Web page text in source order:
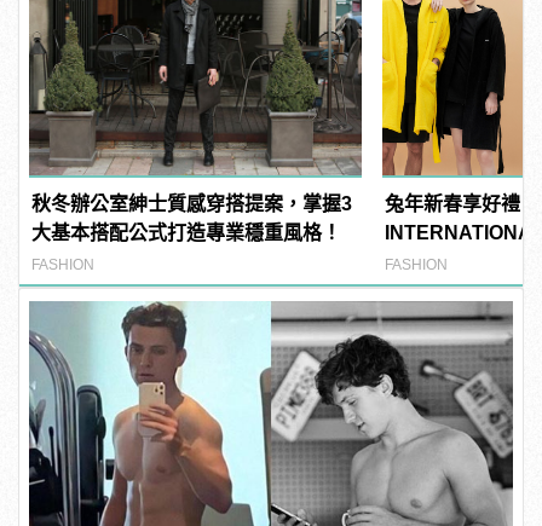
秋冬辦公室紳士質感穿搭提案，掌握3
大基本搭配公式打造專業穩重風格！
FASHION
兔年新春享好禮
邀您一起奔赴自
FASHION